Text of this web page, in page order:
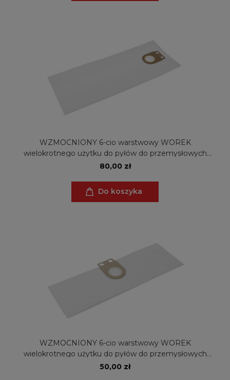
WZMOCNIONY 6-cio warstwowy WOREK
wielokrotnego użytku do pyłów do przemysłowych
80,00 zł
Do koszyka
WZMOCNIONY 6-cio warstwowy WOREK
wielokrotnego użytku do pyłów do przemysłowych
50,00 zł